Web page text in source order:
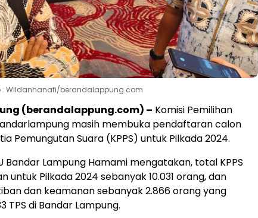
: Wildanhanafi/berandalappung.com
(berandalappung.com) – Komisi Pemilihan
masih membuka pendaftaran calon
Pemungutan Suara (KPPS) untuk Pilkada 2024.
Bandar Lampung Hamami mengatakan, total KPPS
untuk Pilkada 2024 sebanyak 10.031 orang, dan
dan keamanan sebanyak 2.866 orang yang
TPS di Bandar Lampung.